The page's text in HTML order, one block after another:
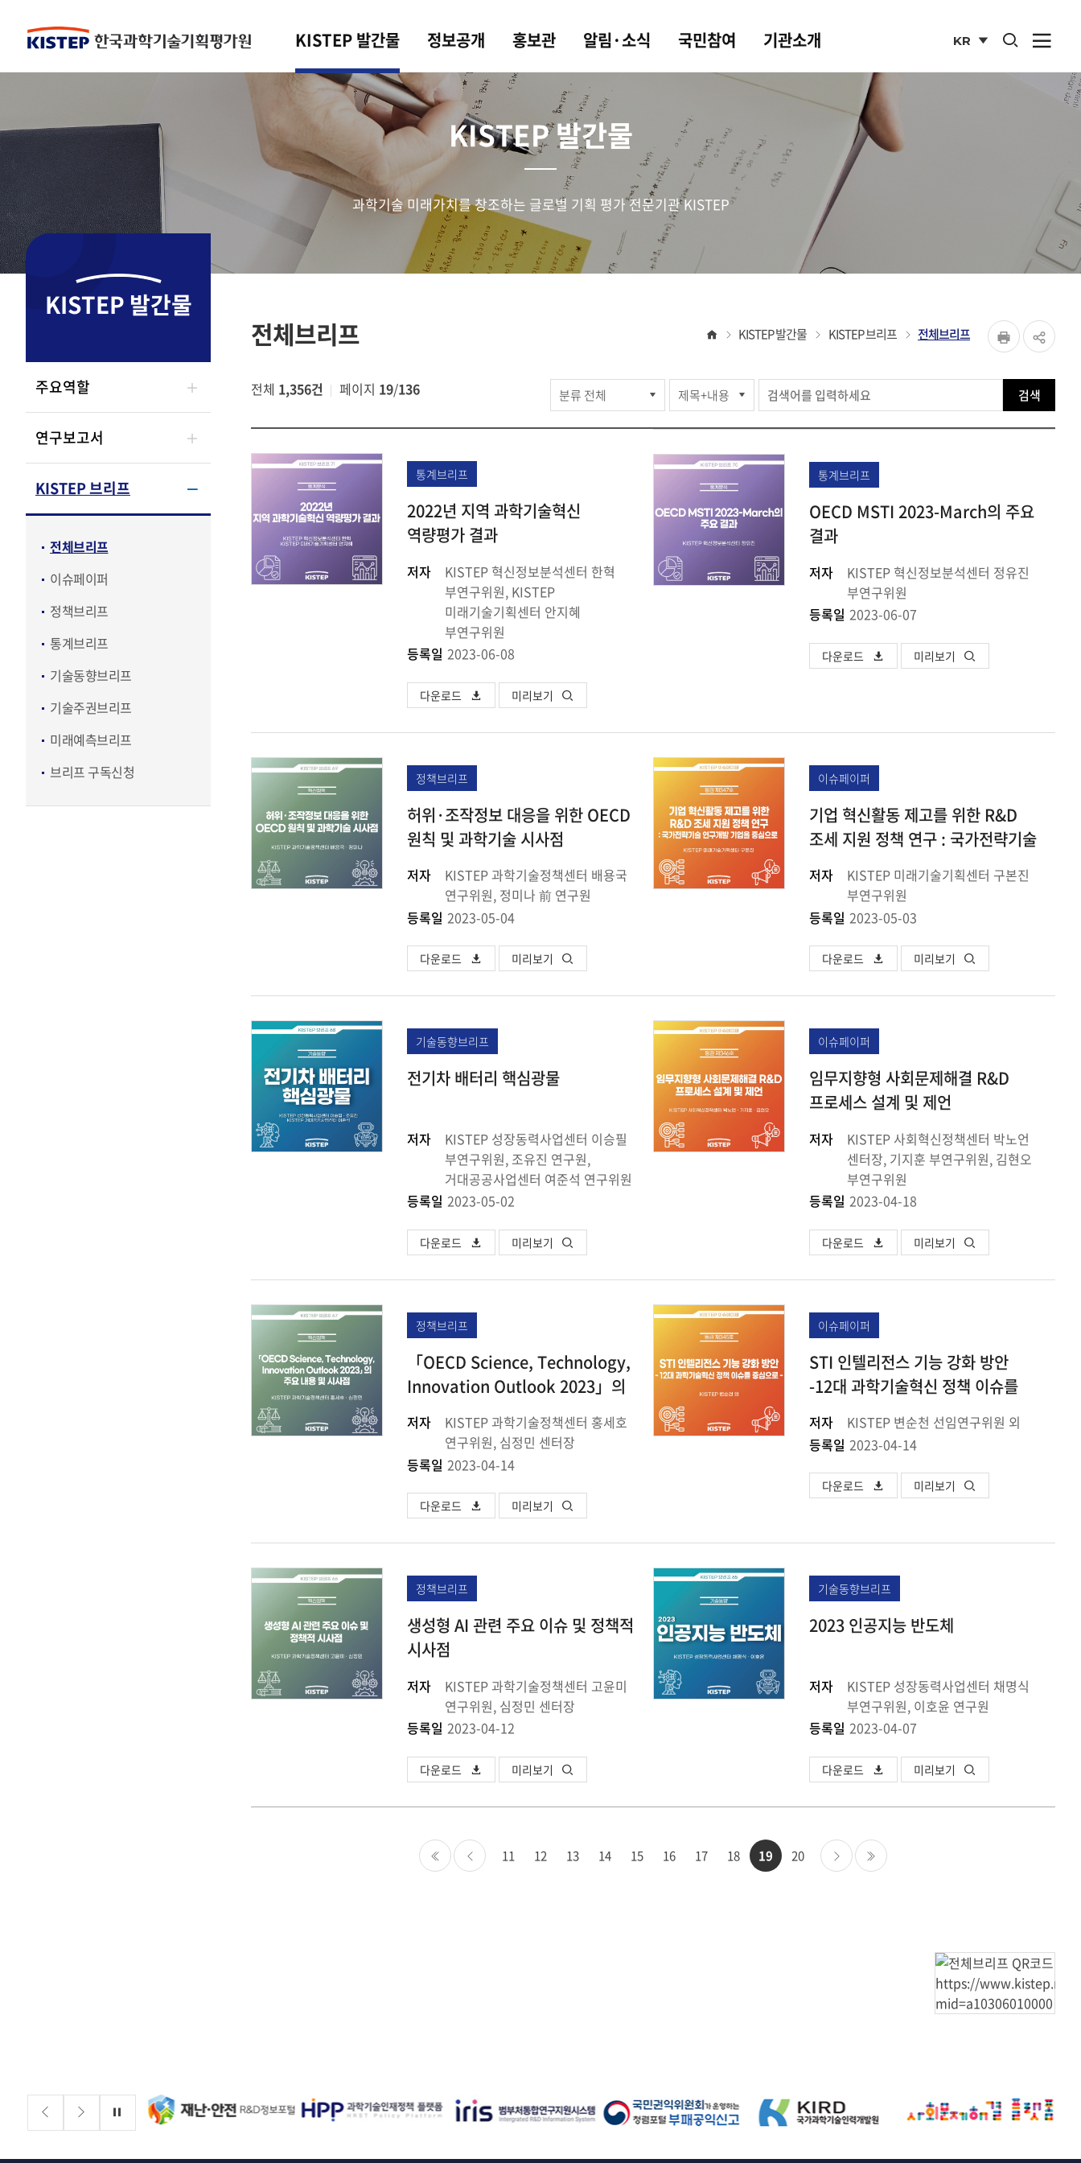
KISTEP 발간물 정보공개 홍보관 알림·소식 국민참여 기관소개
KR
사이트
통합검색 열기
사
열기
KISTEP 발간물
과학기술 미래가치를 창조하는 글로벌 기획 평가 전문기관 KISTEP
KISTEP 발간물
주요역할
연구보고서
KISTEP 브리프
전체브리프
이슈페이퍼
정책브리프
통계브리프
기술동향브리프
기술주권브리프
미래예측브리프
브리프 구독신청
전체브리프 홈 KISTEP 발간물 KISTEP 브리프 전체브리프
페이지
주요
사업
>
전체브리프
검색
전체 1,356건 페이지 19/136
통계브리프
2022년 지역 과학기술혁신
역량평가 결과
저자
KISTEP 혁신정보분석센터 한혁
부연구위원, KISTEP
미래기술기획센터 안지혜
부연구위원
등록일 2023-06-08
다운로드 미리보기
통계브리프
OECD MSTI 2023-March의 주요
결과
저자
KISTEP 혁신정보분석센터 정유진
부연구위원
등록일 2023-06-07
다운로드 미리보기
정책브리프
허위·조작정보 대응을 위한 OECD
원칙 및 과학기술 시사점
저자
KISTEP 과학기술정책센터 배용국
연구위원, 정미나 前 연구원
등록일 2023-05-04
다운로드 미리보기
이슈페이퍼
기업 혁신활동 제고를 위한 R&D
조세 지원 정책 연구 : 국가전략기술
저자
KISTEP 미래기술기획센터 구본진
부연구위원
등록일 2023-05-03
다운로드 미리보기
기술동향브리프
전기차 배터리 핵심광물
저자
KISTEP 성장동력사업센터 이승필
부연구위원, 조유진 연구원,
거대공공사업센터 여준석 연구위원
등록일 2023-05-02
다운로드 미리보기
이슈페이퍼
임무지향형 사회문제해결 R&D
프로세스 설계 및 제언
저자
KISTEP 사회혁신정책센터 박노언
센터장, 기지훈 부연구위원, 김현오
부연구위원
등록일 2023-04-18
다운로드 미리보기
정책브리프
「OECD Science, Technology,
Innovation Outlook 2023」의
저자
KISTEP 과학기술정책센터 홍세호
연구위원, 심정민 센터장
등록일 2023-04-14
다운로드 미리보기
이슈페이퍼
STI 인텔리전스 기능 강화 방안
-12대 과학기술혁신 정책 이슈를
저자
KISTEP 변순천 선임연구위원 외
등록일 2023-04-14
다운로드 미리보기
정책브리프
생성형 AI 관련 주요 이슈 및 정책적
시사점
저자
KISTEP 과학기술정책센터 고윤미
연구위원, 심정민 센터장
등록일 2023-04-12
다운로드 미리보기
기술동향브리프
2023 인공지능 반도체
저자
KISTEP 성장동력사업센터 채명식
부연구위원, 이호윤 연구원
등록일 2023-04-07
다운로드 미리보기
11 12 13 14 15 16 17 18 19
20
배너존 정지